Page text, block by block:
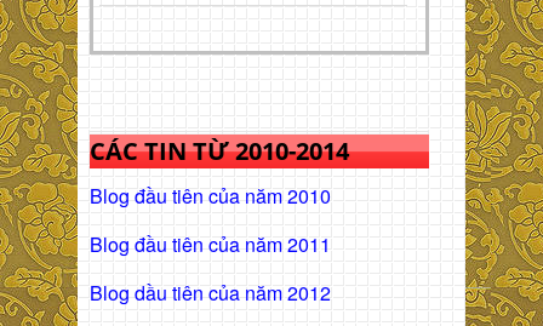
CÁC TIN TỪ 2010-2014
Blog đầu tiên của năm 2010
Blog đầu tiên của năm 2011
Blog dầu tiên của năm 2012